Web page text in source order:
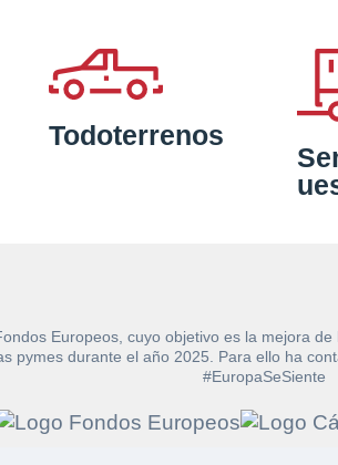
Todoterrenos
Europeos, cuyo objetivo es la mejora
pymes durante el año 2025. Para ello ha
#EuropaSeSiente